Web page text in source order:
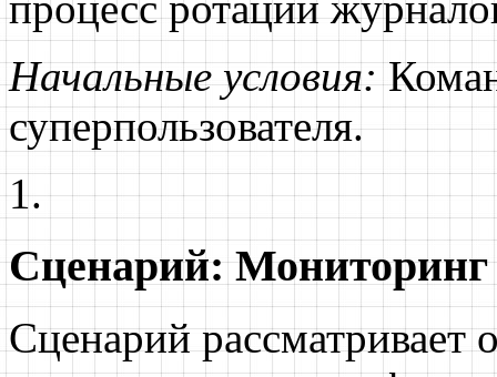
Начальные условия:
суперпользователя.
Сценарий: Мониторинг
Сценарий